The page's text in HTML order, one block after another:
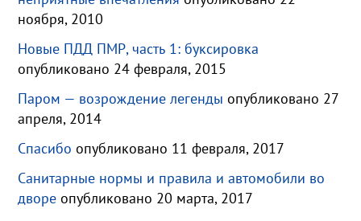
ноября, 2010
Новые ПДД ПМР, часть 1: буксировка
опубликовано 24 февраля, 2015
Паром — возрождение легенды опубликовано 27
апреля, 2014
Спасибо опубликовано 11 февраля, 2017
Санитарные нормы и правила и автомобили во
дворе опубликовано 20 марта, 2017